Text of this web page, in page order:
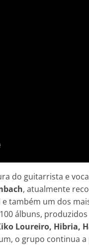
do guitarrista e
, atualmente
também um dos
álbuns,
Loureiro, Hibria,
o grupo continua